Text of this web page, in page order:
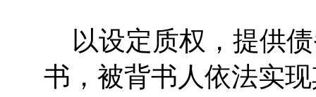
以设定质权，提供
书，被背书人依法实